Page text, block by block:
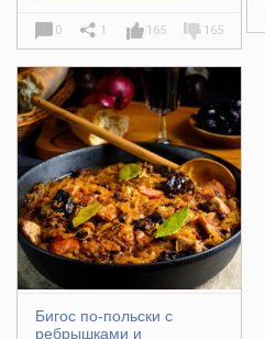
0 1 165 165
Бигос по-польски с
ребрышками и